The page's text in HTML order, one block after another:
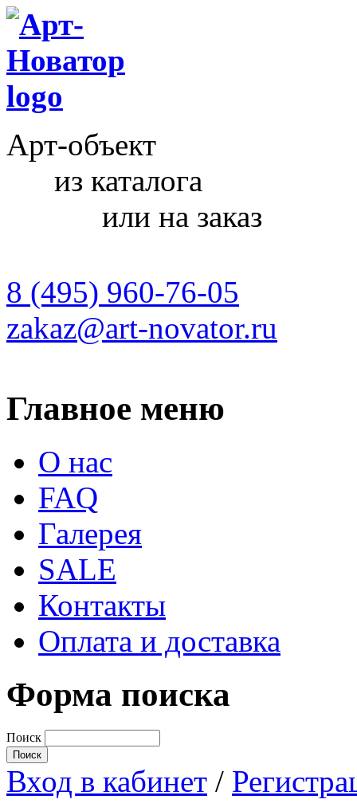
Арт-объект
из каталога
или на заказ
8 (495) 960-76-05
zakaz@art-novator.ru
Главное меню
О нас
FAQ
Галерея
SALE
Контакты
Оплата и доставка
Форма поиска
Поиск
Вход в кабинет /